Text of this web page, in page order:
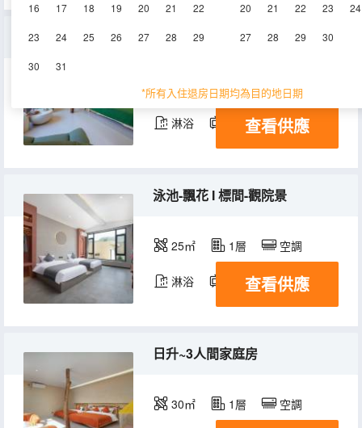
16 17 18 19 20 21 22
23 24 25 26 27 28 29
30 31
20 21 22 23 24
27 28 29 30
*所有入住退房日期均為目的地日期
吉姆-月恒 I 麻將浴缸大床房--小園景
30㎡ 1層 空調
淋浴 電視機
查看供應
泳池-飄花 I 標間-觀院景
25㎡ 1層 空調
淋浴 電視機
查看供應
日升~3人間家庭房
30㎡ 1層 空調